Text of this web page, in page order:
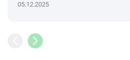
05.12.2025